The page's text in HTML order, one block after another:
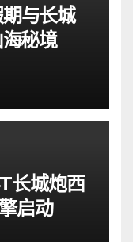
与长城
秘境
长城炮西
启动